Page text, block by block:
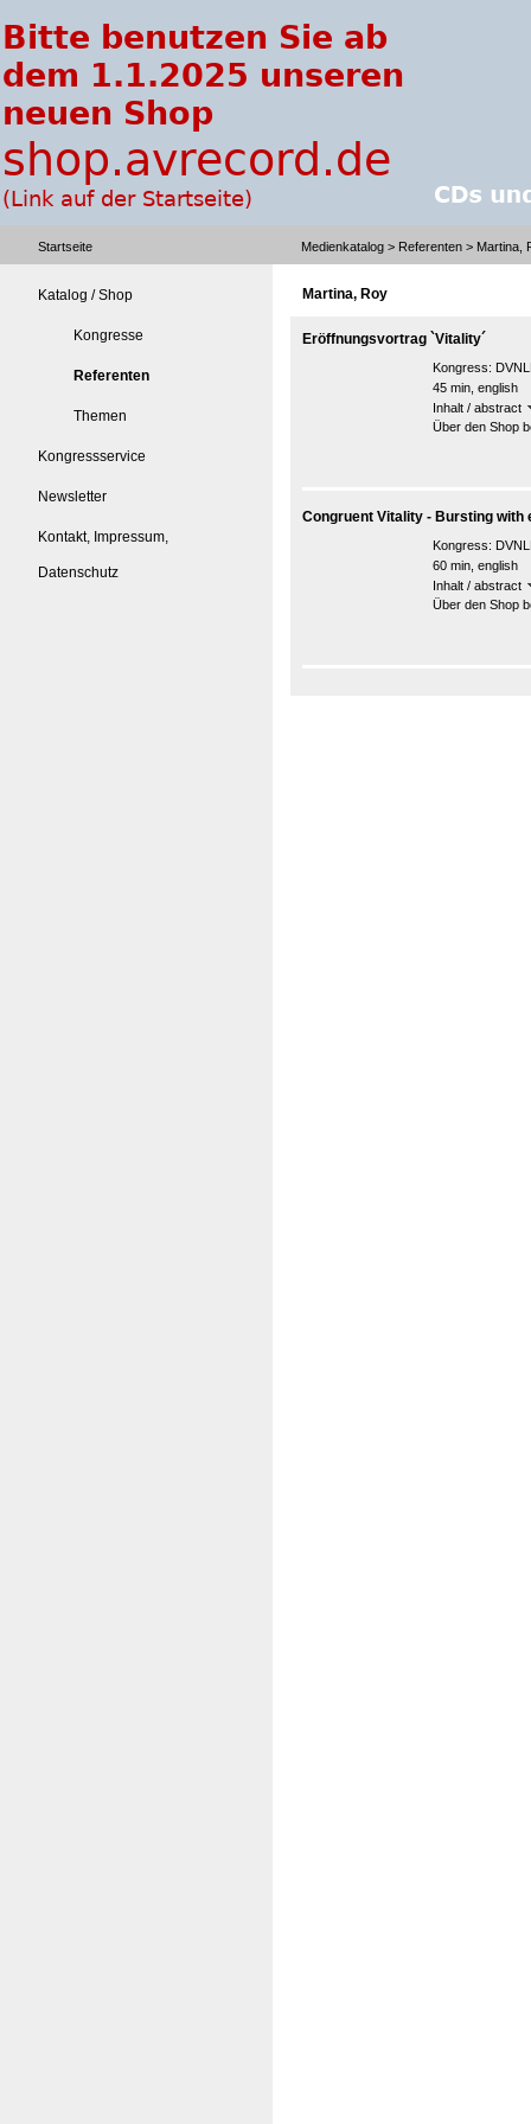
Startseite Medienkatalog > Referenten > Martina,
Katalog / Shop
Kongresse
Referenten
Themen
Kongressservice
Newsletter
Kontakt, Impressum,
Datenschutz
Martina, Roy
Eröffnungsvortrag `Vitality´
Kongress:
45 min, english
Inhalt / abstract
Über den Shop
Congruent Vitality - Bursting with
Kongress:
60 min, english
Inhalt / abstract
Über den Shop